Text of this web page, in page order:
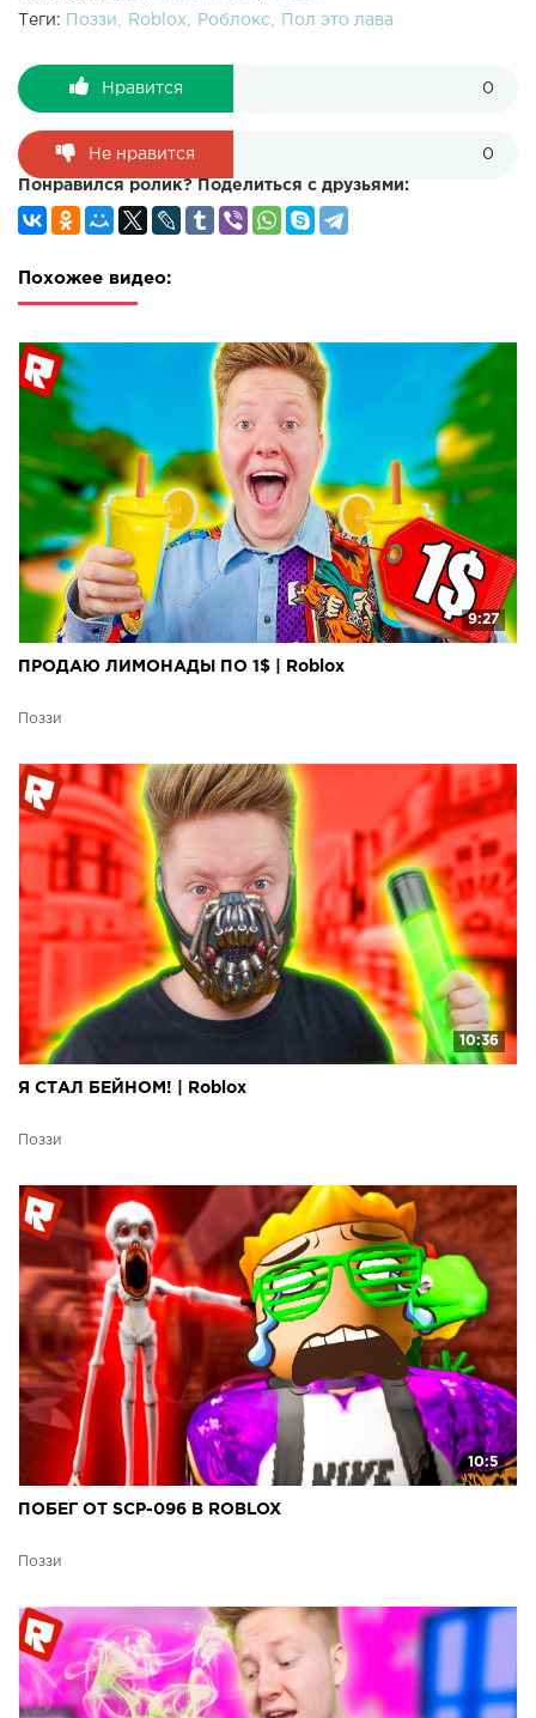
Теги:
Поззи Roblox Роблокс Пол это лава
Нравится 0
Не нравится 0
Понравился ролик? Поделиться с друзьями:
Похожее видео:
9:27
ПРОДАЮ ЛИМОНАДЫ ПО 1$ | Roblox
Поззи
10:36
Я СТАЛ БЕЙНОМ! | Roblox
Поззи
10:5
ПОБЕГ ОТ SCP-096 В ROBLOX
Поззи